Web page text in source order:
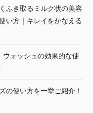
ふき取るミルク状の美容
い方｜キレイをかなえる
ウォッシュの効果的な使
の使い方を一挙ご紹介！